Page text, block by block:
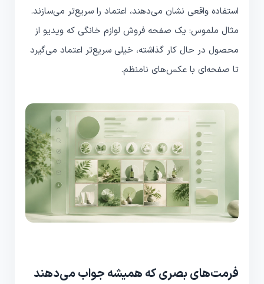
استفاده واقعی نشان می‌دهند، اعتماد را سریع‌تر می‌سازند.
مثال ملموس: یک صفحه فروش لوازم خانگی که ویدیو از
محصول در حال کار گذاشته، خیلی سریع‌تر اعتماد می‌گیرد
تا صفحه‌ای با عکس‌های نامنظم.
فرمت‌های بصری که همیشه جواب می‌دهند